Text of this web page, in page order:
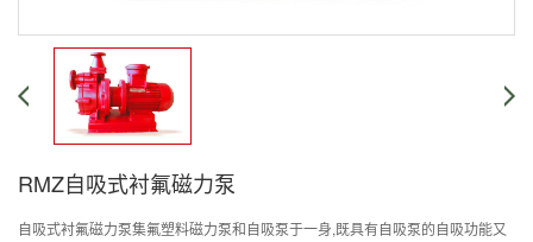
RMZ自吸式衬氟磁力泵
自吸式衬氟磁力泵集氟塑料磁力泵和自吸泵于一身,既具有自吸泵的自吸功能又